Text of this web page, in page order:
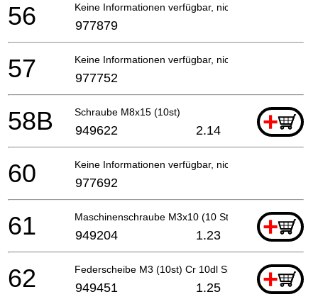
Keine Informationen verfügbar, nicht bestellbar
56 977879
Keine Informationen verfügbar, nicht bestellbar
57 977752
Schraube M8x15 (10st) +
58B 949622 2.14
Keine Informationen verfügbar, nicht bestellbar
60 977692
Maschinenschraube M3x10 (10 Stücke) +
61 949204 1.23
Federscheibe M3 (10st) Cr 10dl Since 9.2012 For E
+
62 949451 1.25